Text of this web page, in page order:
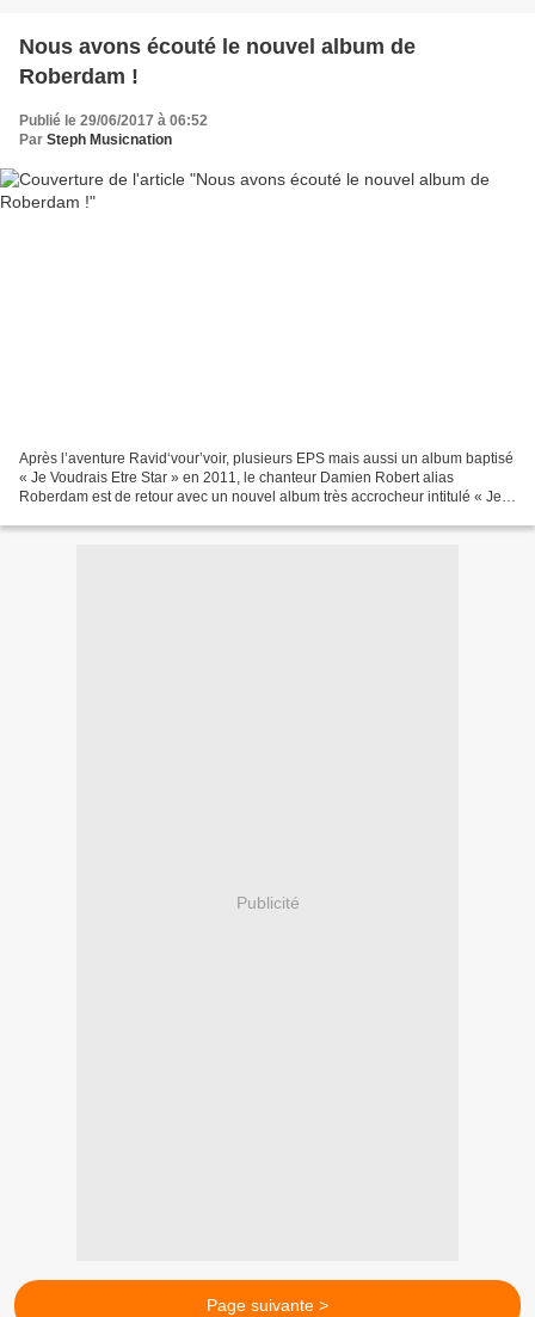
Nous avons écouté le nouvel album de
Roberdam !
Publié le 29/06/2017 à 06:52
Par Steph Musicnation
Après l’aventure Ravid‘vour’voir, plusieurs EPS mais aussi un album baptisé
« Je Voudrais Etre Star » en 2011, le chanteur Damien Robert alias
Roberdam est de retour avec un nouvel album très accrocheur intitulé « Je
Publicité
Page suivante >